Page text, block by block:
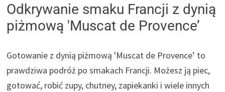
Odkrywanie smaku Francji z dynią
piżmową 'Muscat de Provence’
Gotowanie z dynią piżmową 'Muscat de Provence’ to
prawdziwa podróż po smakach Francji. Możesz ją piec,
gotować, robić zupy, chutney, zapiekanki i wiele innych